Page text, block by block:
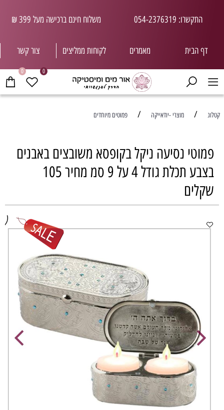
התקשרו: 054-2376319 משלוח חינם ברכישה מעל 399 ₪
דף הבית מאמרים לקוחות ממליצים צור קשר
0 0
קטלוג / מוצרי -יודאייקה / פמוטים מיוחדים
פמוטי נסיעה ניקל בקופסא משובצים באבנים
בצבע תכלת גודל 4 על 9 סמ מחיר 105
שקלים